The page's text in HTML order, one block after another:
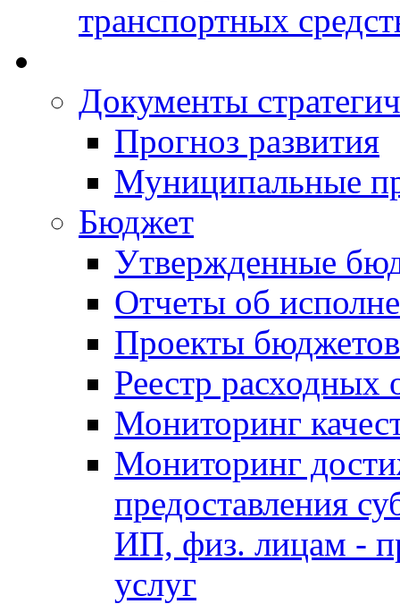
транспортных
Документы
Прогноз развития
Муниципальные
Бюджет
Утвержденные
Отчеты об
Проекты бюджетов
Реестр расходных
Мониторинг
Мониторинг
предоставления
ИП, физ. лицам -
услуг